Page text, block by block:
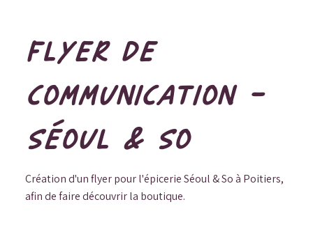
FLYER DE
COMMUNICATION -
SÉOUL & SO
Création d'un flyer pour l'épicerie Séoul & So à Poitiers,
afin de faire découvrir la boutique.